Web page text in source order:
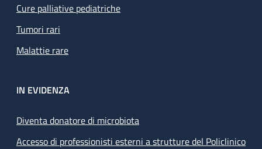
Cure palliative pediatriche
Tumori rari
Malattie rare
IN EVIDENZA
Diventa donatore di microbiota
Accesso di professionisti esterni a strutture del Policlinico